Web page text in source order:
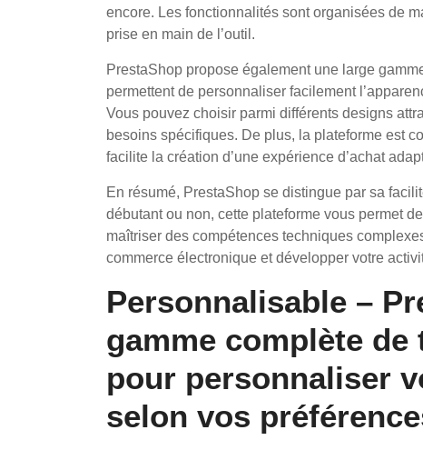
encore. Les fonctionnalités sont organisées de
prise en main de l’outil.
PrestaShop propose également une large
permettent de personnaliser facilement
Vous pouvez choisir parmi différents designs
besoins spécifiques. De plus, la plateforme est
facilite la création d’une expérience d’achat
En résumé, PrestaShop se distingue par sa
débutant ou non, cette plateforme vous permet
maîtriser des compétences techniques
commerce électronique et développer votre
Personnalisable –
gamme complète
pour personnaliser
selon vos